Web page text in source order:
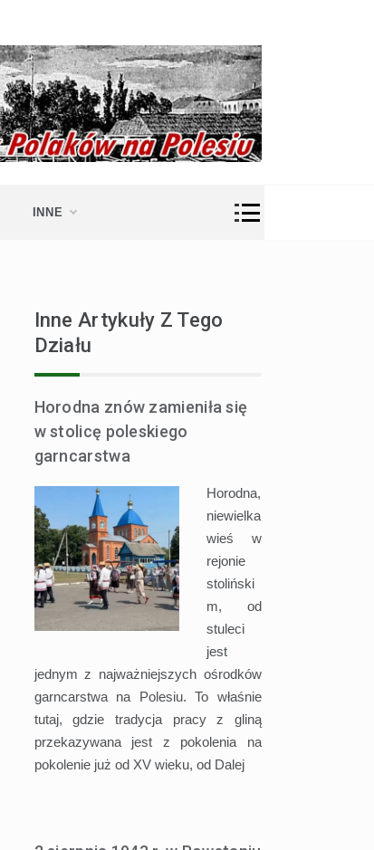
INNE
Inne Artykuły Z Tego
Działu
Horodna znów zamieniła się
w stolicę poleskiego
garncarstwa
Horodna,
niewielka
wieś w
rejonie
stoliński
m, od
stuleci
jest
jednym z najważniejszych ośrodków
garncarstwa na Polesiu. To właśnie
tutaj, gdzie tradycja pracy z gliną
przekazywana jest z pokolenia na
pokolenie już od XV wieku, od Dalej